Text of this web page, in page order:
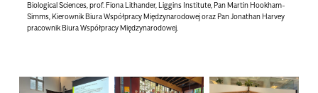
Biological Sciences, prof. Fiona Lithander, Liggins Institute, Pan Martin Hookham-
Simms, Kierownik Biura Współpracy Międzynarodowej oraz Pan Jonathan Harvey
pracownik Biura Współpracy Międzynarodowej.